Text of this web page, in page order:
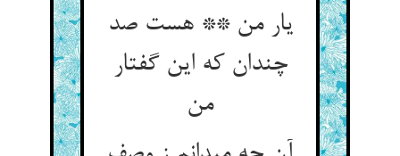
یار من ** هست صد
چندان که این گفتار
من‏